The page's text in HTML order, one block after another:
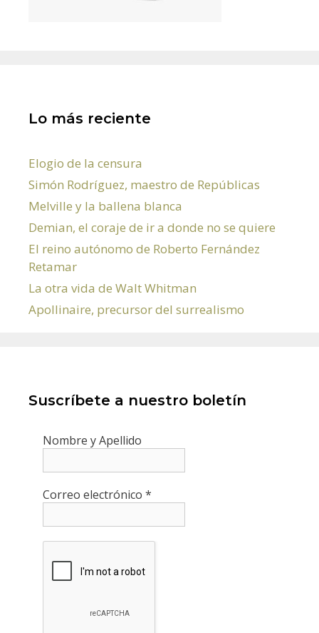
Lo más reciente
Elogio de la censura
Simón Rodríguez, maestro de Repúblicas
Melville y la ballena blanca
Demian, el coraje de ir a donde no se quiere
El reino autónomo de Roberto Fernández
Retamar
La otra vida de Walt Whitman
Apollinaire, precursor del surrealismo
Suscríbete a nuestro boletín
Nombre y Apellido
Correo electrónico *